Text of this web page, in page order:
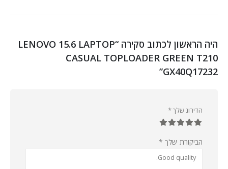
היה הראשון לכתוב סקירה “LENOVO 15.6 LAPTOP
CASUAL TOPLOADER GREEN T210
GX40Q17232”
הדירוג שלך*
הביקורת שלך *